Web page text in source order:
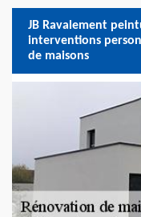
JB Ravalement
interventions
de maisons